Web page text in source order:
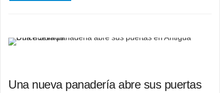
Una nueva panadería abre sus puertas